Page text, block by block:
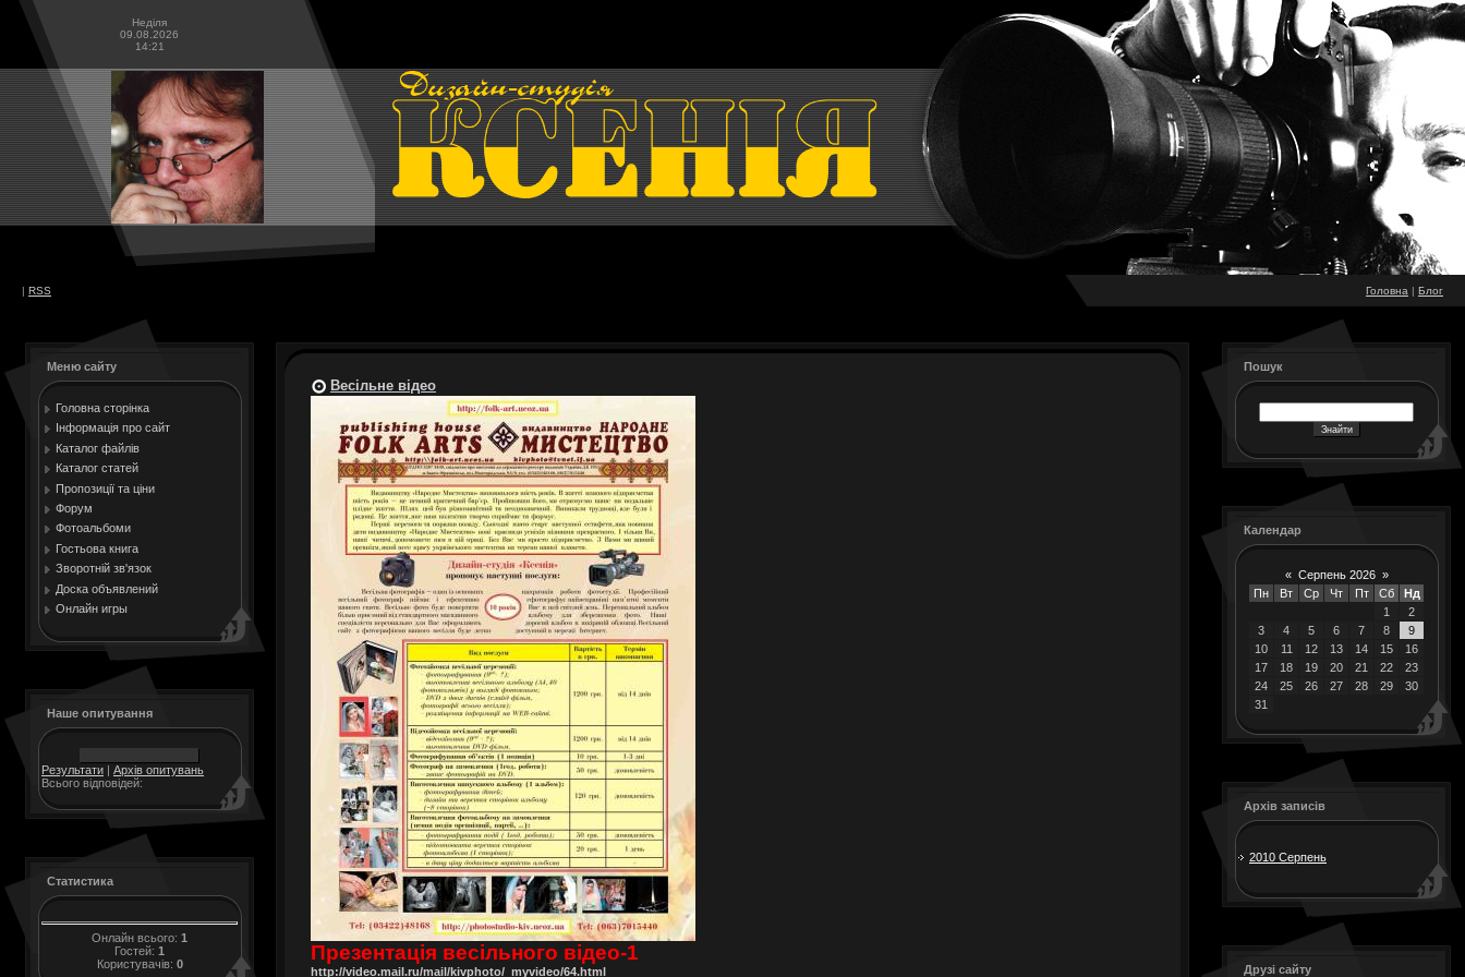
Неділя
09.08.2026
14:21
| RSS Головна | Блог
Меню сайту
Головна сторінка
Інформація про сайт
Каталог файлів
Каталог статей
Пропозиції та ціни
Форум
Фотоальбоми
Гостьова книга
Зворотній зв'язок
Доска объявлений
Онлайн игры
Наше опитування
Результати | Архів опитувань
Всього відповідей:
Статистика
Онлайн всього: 1
Гостей: 1
Користувачів: 0
Весільне відео
Презентація весільного відео-1
http://video.mail.ru/mail/kivphoto/_myvideo/64.html
Пошук
Календар
« Серпень 2026 »
Пн
Вт Ср Чт Пт Сб
Нд
1
2
3
4 5 6 7 8
9
10
11 12 13 14 15
16
17
18 19 20 21 22
23
24
25 26 27 28 29
30
31
Архів записів
2010 Серпень
Друзі сайту